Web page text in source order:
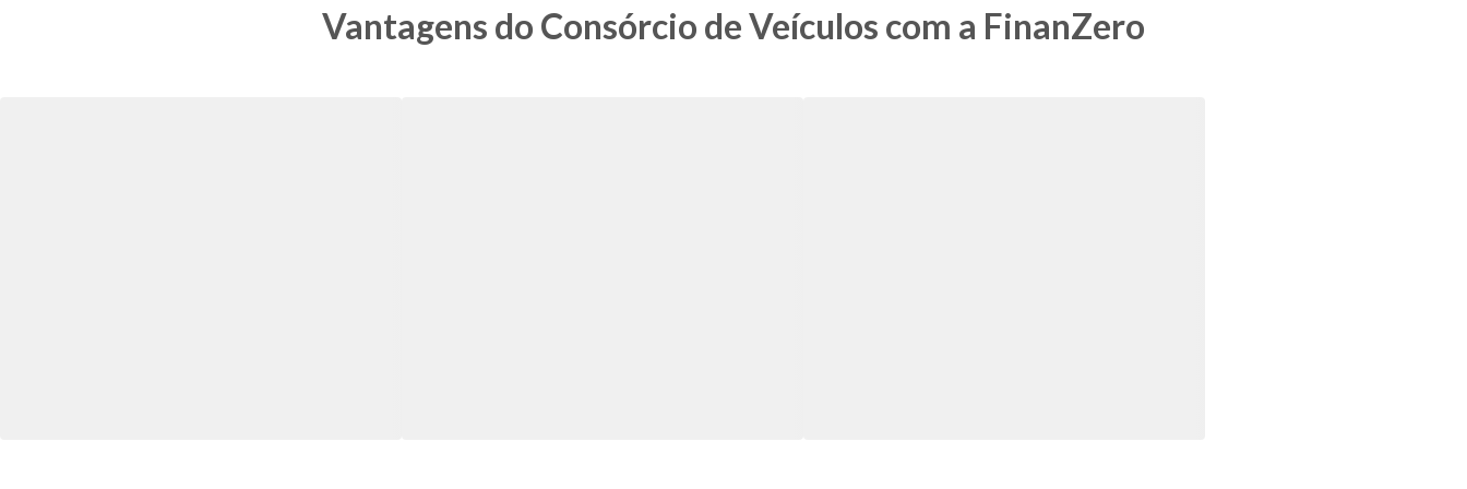
Empréstimo com garantia de imóvelVantagens do Consórcio de Veículos com a FinanZero